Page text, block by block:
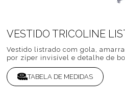
VESTIDO TRICOLINE
Vestido listrado com gola,
por zíper invisível e detalhe de
TABELA DE MEDIDAS